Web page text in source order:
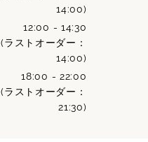
14:00)
12:00 - 14:30
(ラストオーダー：
14:00)
18:00 - 22:00
(ラストオーダー：
21:30)